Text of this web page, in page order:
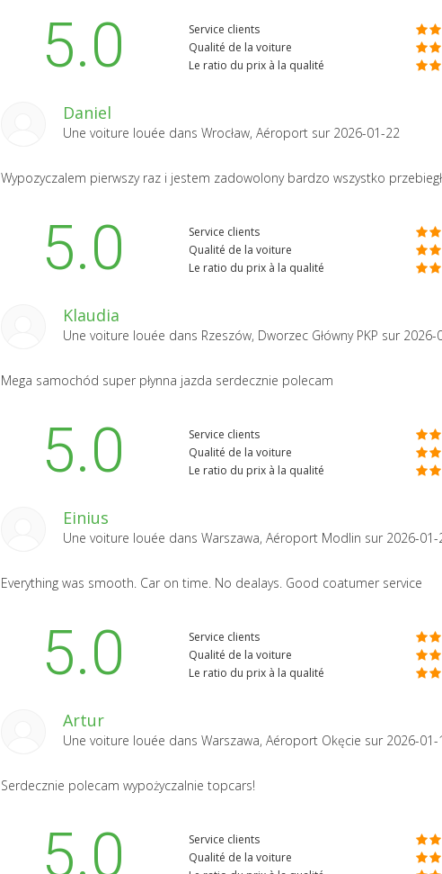
5.0
Service clients
Qualité de la voiture
Le ratio du prix à la qualité
Daniel
Une voiture louée dans Wrocław, Aéroport sur 2026-01-22
Wypozyczalem pierwszy raz i jestem zadowolony bardzo wszystko
5.0
Service clients
Qualité de la voiture
Le ratio du prix à la qualité
Klaudia
Une voiture louée dans Rzeszów, Dworzec Główny PKP sur 2026-
Mega samochód super płynna jazda serdecznie polecam
5.0
Service clients
Qualité de la voiture
Le ratio du prix à la qualité
Einius
Une voiture louée dans Warszawa, Aéroport Modlin sur 2026-01-
Everything was smooth. Car on time. No dealays. Good coatumer service
5.0
Service clients
Qualité de la voiture
Le ratio du prix à la qualité
Artur
Une voiture louée dans Warszawa, Aéroport Okęcie sur 2026-01-
Serdecznie polecam wypożyczalnie topcars!
5.0
Service clients
Qualité de la voiture